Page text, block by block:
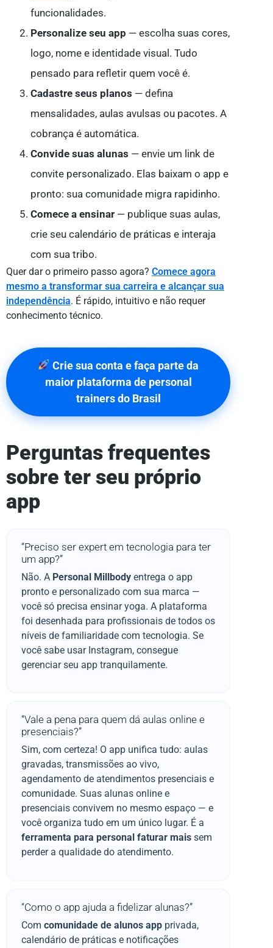
funcionalidades.
Personalize seu app — escolha suas cores,
logo, nome e identidade visual. Tudo
pensado para refletir quem você é.
Cadastre seus planos — defina
mensalidades, aulas avulsas ou pacotes. A
cobrança é automática.
Convide suas alunas — envie um link de
convite personalizado. Elas baixam o app e
pronto: sua comunidade migra rapidinho.
Comece a ensinar — publique suas aulas,
crie seu calendário de práticas e interaja
com sua tribo.
Quer dar o primeiro passo agora? Comece agora
mesmo a transformar sua carreira e alcançar sua
independência. É rápido, intuitivo e não requer
conhecimento técnico.
Crie sua conta e faça parte da
maior plataforma de personal
trainers do Brasil
Perguntas frequentes
sobre ter seu próprio
app
“Preciso ser expert em tecnologia para ter
um app?”
Não. A Personal Millbody entrega o app
pronto e personalizado com sua marca —
você só precisa ensinar yoga. A plataforma
foi desenhada para profissionais de todos os
níveis de familiaridade com tecnologia. Se
você sabe usar Instagram, consegue
gerenciar seu app tranquilamente.
“Vale a pena para quem dá aulas online e
presenciais?”
Sim, com certeza! O app unifica tudo: aulas
gravadas, transmissões ao vivo,
agendamento de atendimentos presenciais e
comunidade. Suas alunas online e
presenciais convivem no mesmo espaço — e
você organiza tudo em um único lugar. É a
ferramenta para personal faturar mais sem
perder a qualidade do atendimento.
“Como o app ajuda a fidelizar alunas?”
Com comunidade de alunos app privada,
calendário de práticas e notificações